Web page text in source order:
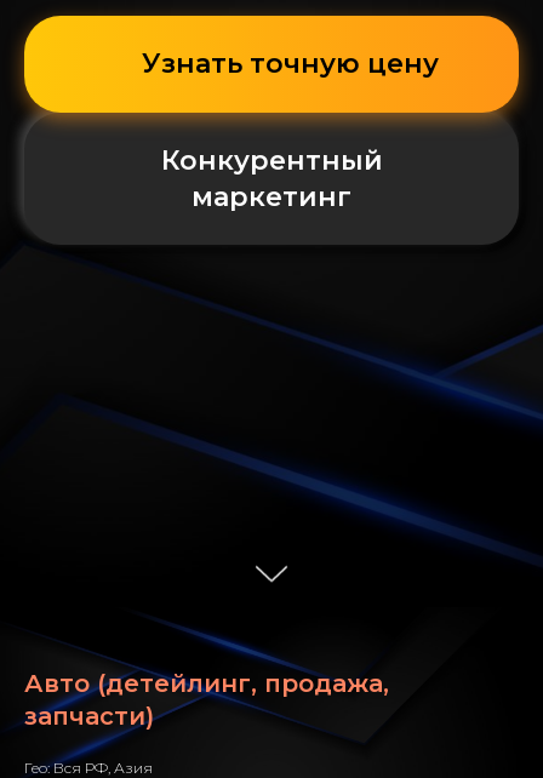
Узнать точную цену
Конкурентный
маркетинг
Авто (детейлинг, продажа,
запчасти)
Гео: Вся РФ, Азия